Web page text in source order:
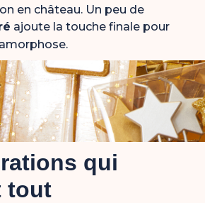
en château. Un peu de
ajoute la touche finale pour
qui
tout